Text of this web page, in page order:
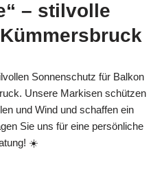
– stilvolle
Sonnenschutz für Balkon
Unsere Markisen schützen
und Wind und schaffen ein
Sie uns für eine persönliche
☀️